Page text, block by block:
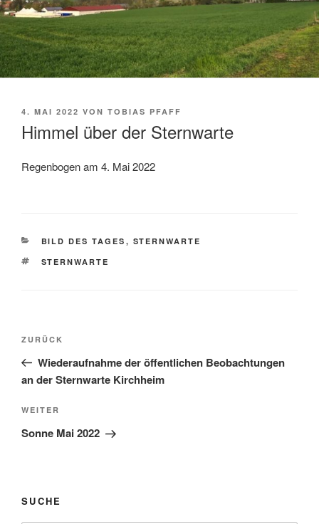
VERÖFFENTLICHT
4. MAI 2022 VON TOBIAS PFAFF
Himmel über der Sternwarte
Regenbogen am 4. Mai 2022
KATEGORIEN
BILD DES TAGES , STERNWARTE
SCHLAGWÖRTER
STERNWARTE
Beitragsnavigation
Vorheriger
Beitrag
ZURÜCK
Wiederaufnahme der öffentlichen Beobachtungen
an der Sternwarte Kirchheim
Nächster
Beitrag
WEITER
Sonne Mai 2022
SUCHE